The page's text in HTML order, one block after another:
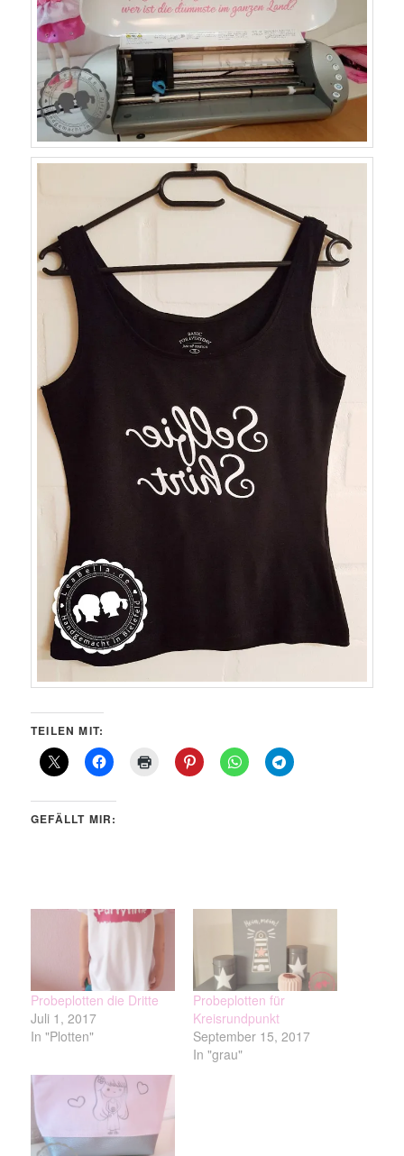
TEILEN MIT:
GEFÄLLT MIR:
Probeplotten die Dritte
Juli 1, 2017
In "Plotten"
Probeplotten für
Kreisrundpunkt
September 15, 2017
In "grau"